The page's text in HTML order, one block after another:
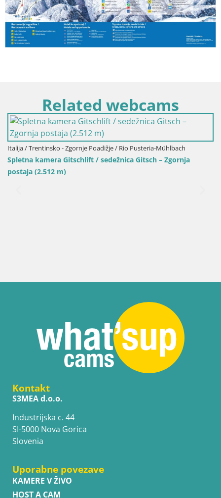
Related webcams
Kontakt
S3MEA d.o.o.
Industrijska c. 44
SI-5000 Nova Gorica
Slovenia
Uporabne povezave
KAMERE V ŽIVO
HOST A CAM